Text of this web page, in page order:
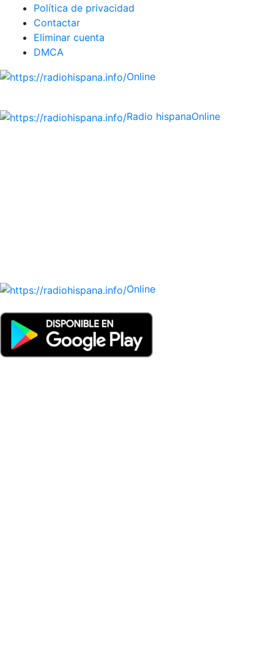
Política de privacidad
Contactar
Eliminar cuenta
DMCA
Online
Radio hispanaOnline
Online